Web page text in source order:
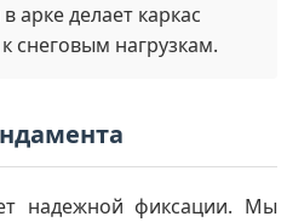
арке делает каркас
снеговым нагрузкам.
надежной фиксации. Мы